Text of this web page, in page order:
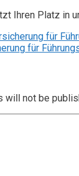
Ihren Platz in
für
für
will not be